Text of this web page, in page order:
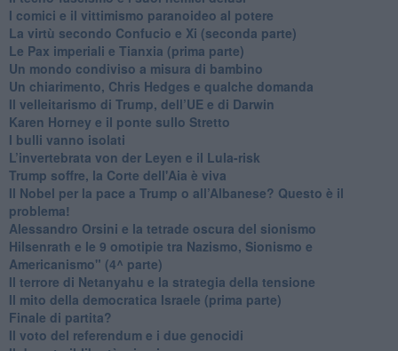
​I comici e il vittimismo paranoideo al potere
​La virtù secondo Confucio e Xi (seconda parte)
Le Pax imperiali e Tianxia (prima parte)
Un mondo condiviso a misura di bambino
​Un chiarimento, Chris Hedges e qualche domanda
Il velleitarismo di Trump, dell’UE e di Darwin
​Karen Horney e il ponte sullo Stretto
​I bulli vanno isolati
L’invertebrata von der Leyen e il Lula-risk
Trump soffre, la Corte dell'Aia è viva
​Il Nobel per la pace a Trump o all’Albanese? Questo è il
problema!
​Alessandro Orsini e la tetrade oscura del sionismo
​Hilsenrath e le 9 omotipie tra Nazismo, Sionismo e
Americanismo" (4^ parte)
​Il terrore di Netanyahu e la strategia della tensione
Il mito della democratica Israele (prima parte)
​Finale di partita?
​Il voto del referendum e i due genocidi